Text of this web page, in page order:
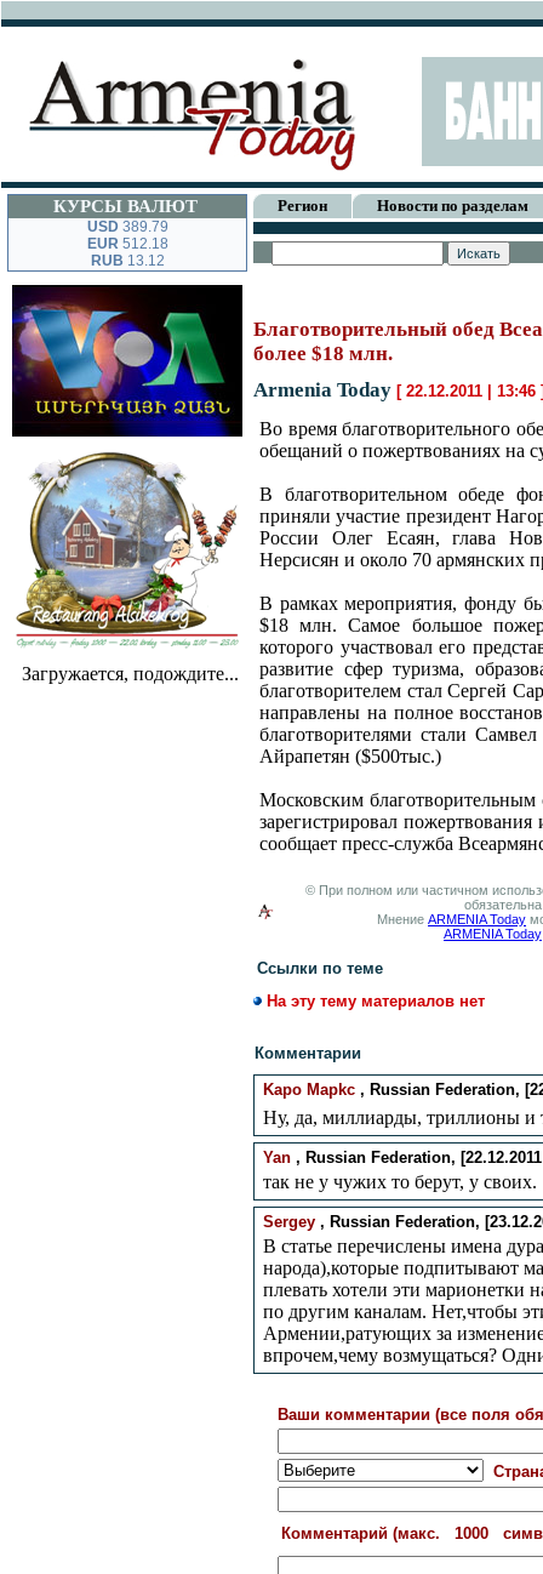
КУРСЫ ВАЛЮТ
USD 389.79
EUR 512.18
RUB 13.12
Загружается, подождите...
Регион Новости по разделам
Благотворительный обед
более $18 млн.
Armenia Today [ 22.12.2011 |
Во время благотворительного
обещаний о пожертвованиях на
В благотворительном обеде
приняли участие президент
России Олег Есаян, глава
Нерсисян и около 70 армянских
В рамках мероприятия, фонду
$18 млн. Самое большое
которого участвовал его
развитие сфер туризма,
благотворителем стал Сергей
направлены на полное
благотворителями стали
Айрапетян ($500тыс.)
Московским благотворительным
зарегистрировал
сообщает пресс-служба
© При полном или частичном
Мнение ARMENIA Today
ARMENIA Today
Ссылки по теме
На эту тему материалов нет
Комментарии
Kapo Mapkc , Russian Federation,
Ну, да, миллиарды, триллионы и
Yan , Russian Federation,
так не у чужих то берут, у своиx.
Sergey , Russian Federation,
В статье перечислены имена
народа),которые подпитывают
плевать хотели эти марионетки
по другим каналам. Нет,чтобы
Армении,ратующих за
впрочем,чему возмущаться?
Ваши комментарии (все поля
Комментарий (макс. 1000